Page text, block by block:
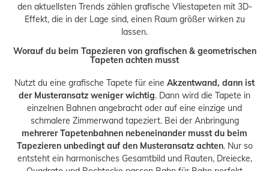
den aktuellsten Trends zählen grafische Vliestapeten mit 3D-
Effekt, die in der Lage sind, einen Raum größer wirken zu
lassen.
Worauf du beim Tapezieren von grafischen & geometrischen
Tapeten achten musst
Nutzt du eine grafische Tapete für eine Akzentwand, dann ist
der Musteransatz weniger wichtig. Dann wird die Tapete in
einzelnen Bahnen angebracht oder auf eine einzige und
schmalere Zimmerwand tapeziert. Bei der Anbringung
mehrerer Tapetenbahnen nebeneinander musst du beim
Tapezieren unbedingt auf den Musteransatz achten. Nur so
entsteht ein harmonisches Gesamtbild und Rauten, Dreiecke,